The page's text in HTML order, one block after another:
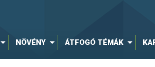
NÖVÉNY ÁTFOGÓ TÉMÁK